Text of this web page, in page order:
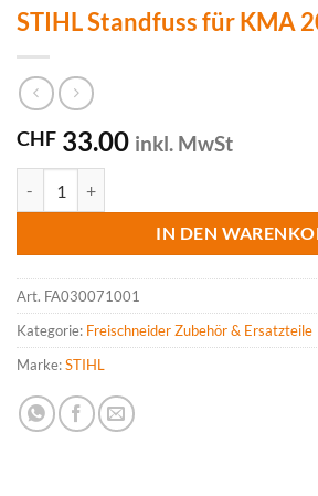
STIHL Standfuss für KMA
CHF 33.00 inkl. MwSt
IN DEN
Art. FA030071001
Kategorie: Freischneider Zubehör & Ersatzteile
Marke:STIHL